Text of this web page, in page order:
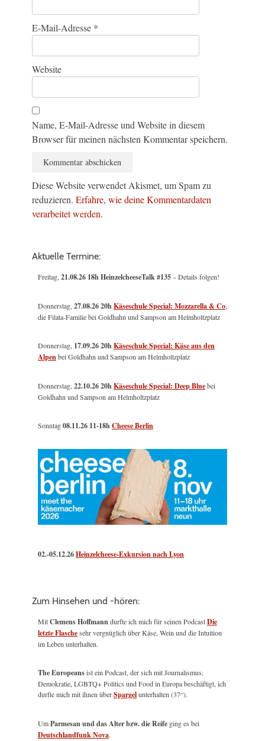
E-Mail-Adresse *
Website
Name, E-Mail-Adresse und Website in diesem
Browser für meinen nächsten Kommentar speichern.
Diese Website verwendet Akismet, um Spam zu
reduzieren. Erfahre, wie deine Kommentardaten
verarbeitet werden.
Aktuelle Termine:
Freitag, 21.08.26 18h HeinzelcheeseTalk #135– Details folgen!
Donnerstag, 27.08.26 20hKäseschule Special: Mozzarella & Co
die Filata-Familie bei Goldhahn und Sampson am Helmholtzplatz
Donnerstag, 17.09.26 20hKäseschule Special: Käse aus den
Alpenbei Goldhahn und Sampson am Helmholtzplatz
Donnerstag, 22.10.26 20hKäseschule Special: Deep Bluebei
Goldhahn und Sampson am Helmholtzplatz
Sonntag08.11.26 11-18hCheese Berlin
02.-05.12.26Heinzelcheese-Exkursion nach Lyon
Zum Hinsehen und -hören:
MitClemens Hoffmanndurfte ich mich für seinen PodcastDie
letzte Flaschesehr vergnüglich über Käse, Wein und die Intuition
im Leben unterhalten.
The Europeansist ein Podcast, der sich mit Journalismus,
Demokratie, LGBTQ+ Politics und Food in Europa beschäftigt, ich
durfte mich mit ihnen überSpargelunterhalten (37“).
UmParmesan und das Alter bzw. die Reife ging es bei
Deutschlandfunk Nova.